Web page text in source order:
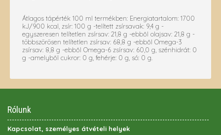
Átlagos tápérték 100 ml termékben: Energiatartalom: 1700
kJ/900 kcal, zsír: 100 g -telített zsírsavak: 9,4 g -
egyszeresen telítetlen zsírsav: 21,8 g -ebből olajsav: 21,8 g -
többszörösen telítetlen zsírsav: 68,8 g -ebből Omega-3
zsírsav: 8,8 g -ebből Omega-6 zsírsav: 60,0 g, szénhidrát: 0
g -amelyből cukror: 0 g, fehérje: 0 g, só: 0 g.
Rólunk
Kapcsolat, személyes átvételi helyek